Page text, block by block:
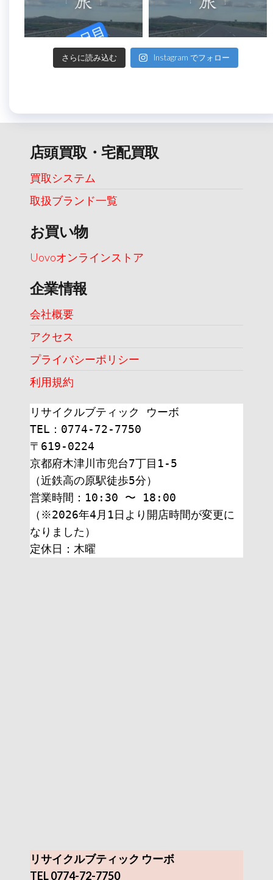
さらに読み込む Instagram でフォロー
店頭買取・宅配買取
買取システム
取扱ブランド一覧
お買い物
Uovoオンラインストア
企業情報
会社概要
アクセス
プライバシーポリシー
利用規約
リサイクルブティック ウーボ
TEL：0774-72-7750
〒619-0224
京都府木津川市兜台7丁目1-5
（近鉄高の原駅徒歩5分）
営業時間：10:30 〜 18:00
（※2026年4月1日より開店時間が変更に
なりました）
定休日：木曜
リサイクルブティック ウーボ
TEL 0774-72-7750